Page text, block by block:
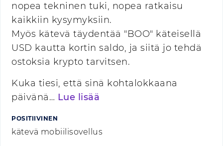
nopea tekninen tuki, nopea ratkaisu
kaikkiin kysymyksiin.
Myös kätevä täydentää "BOO" käteisellä
USD kautta kortin saldo, ja siitä jo tehdä
ostoksia krypto tarvitsen.
Kuka tiesi, että sinä kohtalokkaana
päivänä… Lue lisää
POSITIIVINEN
kätevä mobiilisovellus